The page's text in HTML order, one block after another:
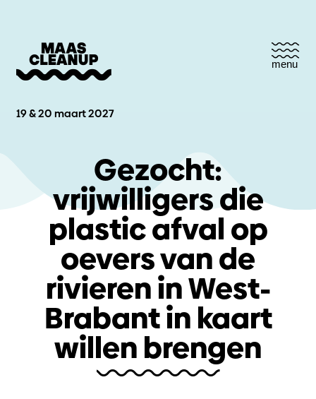
menu
19 & 20 maart 2027
Gezocht:
vrijwilligers die
plastic afval op
oevers van de
rivieren in West-
Brabant in kaart
willen brengen